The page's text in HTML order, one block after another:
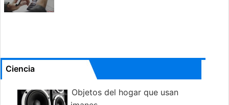
Ciencia
Objetos del hogar que usan